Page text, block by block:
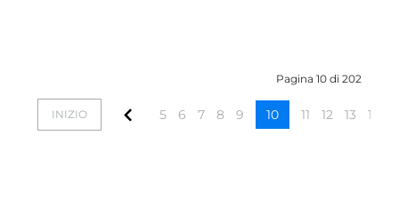
Pagina 10 di 202
INIZIO 5 6 7 8 9 10 11 12 13 14